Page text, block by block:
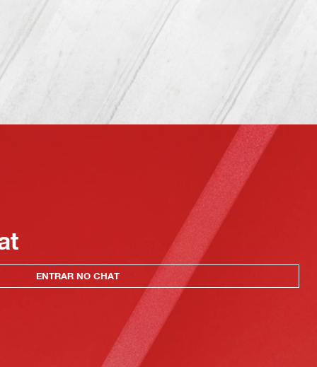
ENTRAR NO CHAT